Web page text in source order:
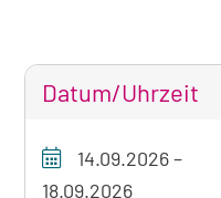
Übersicht
unseres
Datum/Uhrzeit
14.09.2026–
18.09.2026